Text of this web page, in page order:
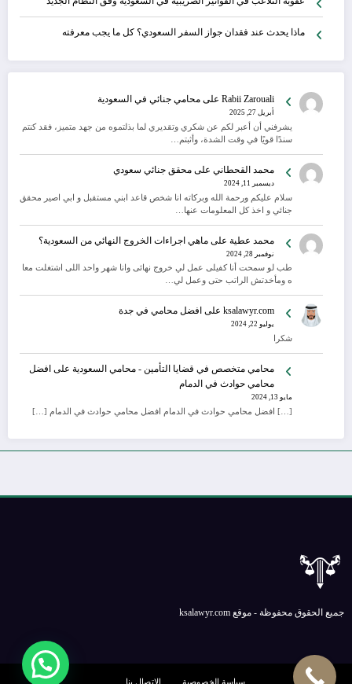
ماذا يحدث عند فقدان جواز السفر السعودي؟ كل ما يجب معرفته
Rabii Zarouali على محامي جنائي في السعودية
أبريل 27, 2025
يشرفني أن أعبر لكم عن شكري وتقديري لما بذلتموه من جهد متميز، فقد كنتم
سندًا قويًا في وقت الشدة، وأثبتم…
محمد القحطاني على محقق جنائي سعودي
ديسمبر 11, 2024
سلام عليكم ورحمة الله وبركاته انا شخص قاعد ابني مستقبل و ابي اصير محقق
جنائي و اخذ كل المعلومات عنها…
محمد عطية على ماهي اجراءات الخروج النهائي من السعودية؟
نوفمبر 28, 2024
طب لو سمحت أنا كفيلى عمل لي خروج نهائى وانا شهر واحد اللى اشتغلت معا
ه ومأخدتش الراتب حتى وعمل لي…
ksalawyr.com على افضل محامي في جدة
يوليو 22, 2024
شكرا
محامي متخصص في قضايا التأمين - محامي السعودية على افضل
محامي حوادث في الدمام
مايو 13, 2024
[…] افضل محامي حوادث في الدمام افضل محامي حوادث في الدمام […]
جميع الحقوق محفوظة - موقع ksalawyr.com
سياسة الخصوصية الإتصال بنا